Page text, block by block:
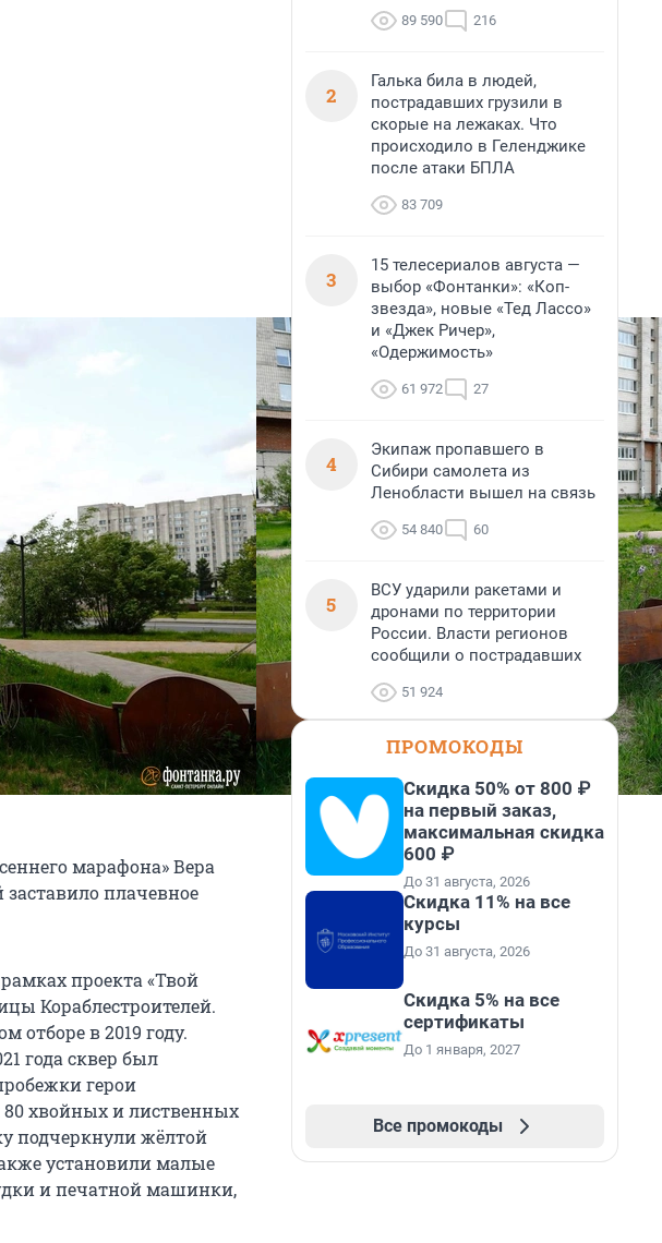
марафона» Вера
заставило плачевное
проекта «Твой
Кораблестроителей.
отборе в 2019 году.
года сквер был
герои
хвойных и лиственных
подчеркнули жёлтой
установили малые
и печатной машинки,
89 590 216
2
Галька била в людей,
пострадавших грузили в
скорые на лежаках. Что
происходило в Геленджике
после атаки БПЛА
83 709
3
15 телесериалов августа —
выбор «Фонтанки»: «Коп-
звезда», новые «Тед Лассо»
и «Джек Ричер»,
«Одержимость»
61 972 27
4
Экипаж пропавшего в
Сибири самолета из
Ленобласти вышел на связь
54 840 60
5
ВСУ ударили ракетами и
дронами по территории
России. Власти регионов
сообщили о пострадавших
51 924
ПРОМОКОДЫ
Скидка 50% от 800 ₽
на первый заказ,
максимальная скидка
600 ₽
До 31 августа, 2026
Скидка 11% на все
курсы
До 31 августа, 2026
Скидка 5% на все
сертификаты
До 1 января, 2027
Все промокоды